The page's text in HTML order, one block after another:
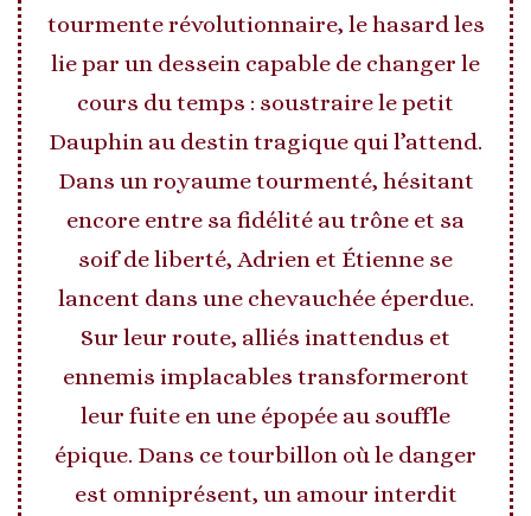
tourmente révolutionnaire, le hasard les
lie par un dessein capable de changer le
cours du temps : soustraire le petit
Dauphin au destin tragique qui l’attend.
Dans un royaume tourmenté, hésitant
encore entre sa fidélité au trône et sa
soif de liberté, Adrien et Étienne se
lancent dans une chevauchée éperdue.
Sur leur route, alliés inattendus et
ennemis implacables transformeront
leur fuite en une épopée au souffle
épique. Dans ce tourbillon où le danger
est omniprésent, un amour interdit